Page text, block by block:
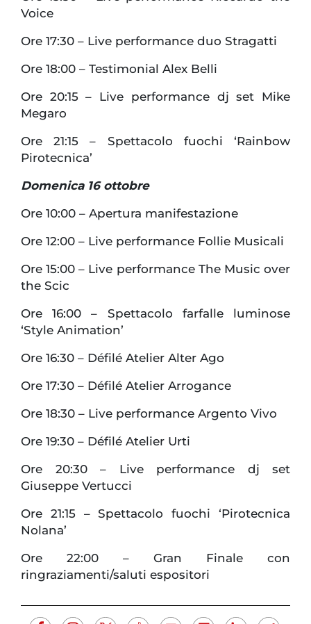
Voice
Ore 17:30 – Live performance duo Stragatti
Ore 18:00 – Testimonial Alex Belli
Ore 20:15 – Live performance dj set Mike
Megaro
Ore 21:15 – Spettacolo fuochi ‘Rainbow
Pirotecnica’
Domenica 16 ottobre
Ore 10:00 – Apertura manifestazione
Ore 12:00 – Live performance Follie Musicali
Ore 15:00 – Live performance The Music over
the Scic
Ore 16:00 – Spettacolo farfalle luminose
‘Style Animation’
Ore 16:30 – Défilé Atelier Alter Ago
Ore 17:30 – Défilé Atelier Arrogance
Ore 18:30 – Live performance Argento Vivo
Ore 19:30 – Défilé Atelier Urti
Ore 20:30 – Live performance dj set
Giuseppe Vertucci
Ore 21:15 – Spettacolo fuochi ‘Pirotecnica
Nolana’
Ore 22:00 – Gran Finale con
ringraziamenti/saluti espositori